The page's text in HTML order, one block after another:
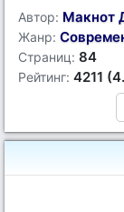
Автор: Макнот
Жанр:
Страниц: 84
Рейтинг: 4211